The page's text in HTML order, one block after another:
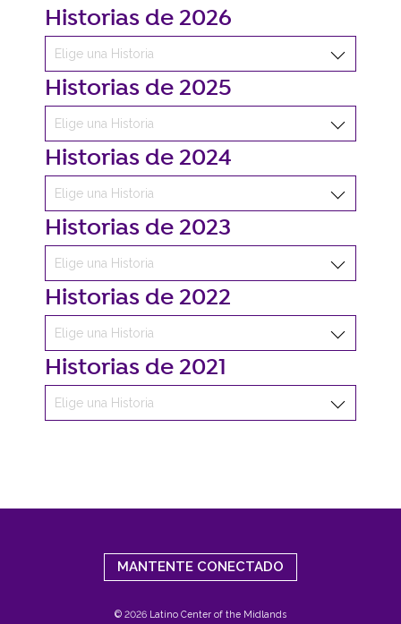
Historias de 2026
Historias de 2025
Historias de 2024
Historias de 2023
Historias de 2022
Historias de 2021
MANTENTE CONECTADO
© 2026 Latino Center of the Midlands